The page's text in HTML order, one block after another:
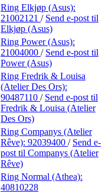
Ring Elkjøp (Asus):
21002121 / Send e-post til
Elkjøp (Asus)
Ring Power (Asus):
21004000 / Send e-post til
Power (Asus)
Ring Fredrik & Louisa
(Atelier Des Ors):
90487110 / Send e-post til
Fredrik & Louisa (Atelier
Des Ors)
Ring Companys (Atelier
Rêve): 92039400 / Send e-
post til Companys (Atelier
Rêve)
Ring Normal (Athea):
40810228